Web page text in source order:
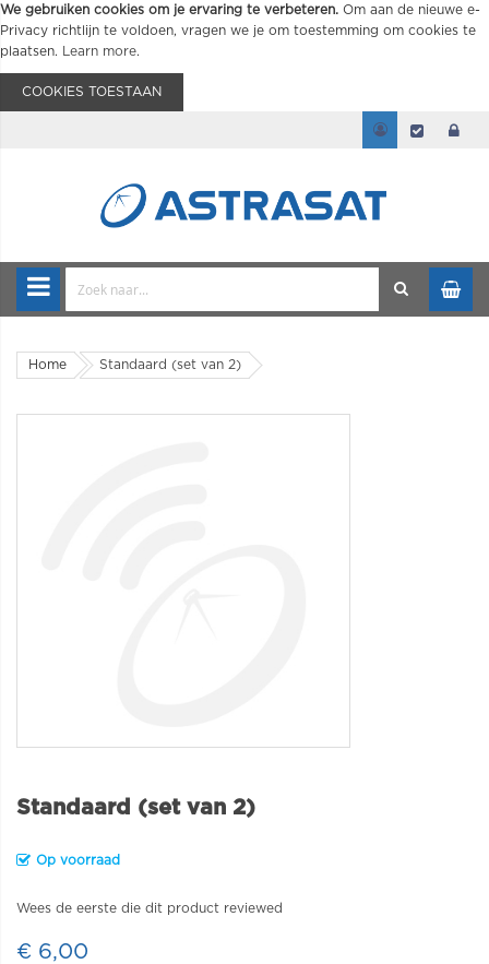
We gebruiken cookies om je ervaring te verbeteren. Om aan de nieuwe e-
Privacy richtlijn te voldoen, vragen we je om toestemming om cookies te
plaatsen.
Learn more.
COOKIES TOESTAAN
Home Standaard (set van 2)
Standaard (set van 2)
Op voorraad
Wees de eerste die dit product reviewed
€ 6,00